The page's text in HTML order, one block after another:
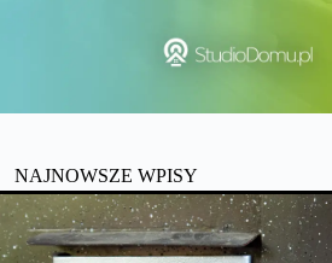
NAJNOWSZE WPISY